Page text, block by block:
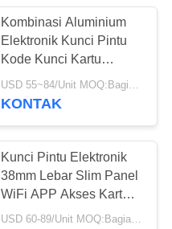
Kombinasi Aluminium
Elektronik Kunci Pintu
Kode Kunci Kartu
Membuka OEM / ODM
USD 55~84/Unit MOQ:Bagian 1
KONTAK
Kunci Pintu Elektronik
38mm Lebar Slim Panel
WiFi APP Akses Kartu
MF1 13.56Hz
USD 60-89/Unit MOQ:Bagian 1